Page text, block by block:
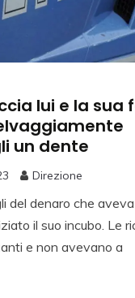
lui e la sua
un dente
Direzione
del denaro che
il suo incubo. Le
e non avevano a